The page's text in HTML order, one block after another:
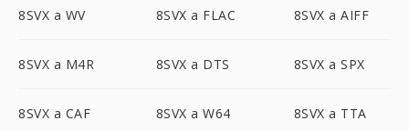
8SVX a WV 8SVX a FLAC 8SVX a AIFF
8SVX a M4R 8SVX a DTS 8SVX a SPX
8SVX a CAF 8SVX a W64 8SVX a TTA